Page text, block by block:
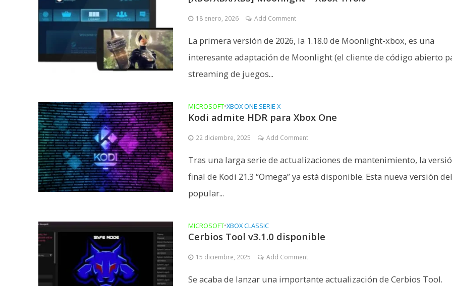
18 enero, 2026 Add Comment
La primera versión de 2026, la 1.18.0 de Moonlight-xbox, es una
interesante adaptación de Moonlight (el cliente de código abierto
streaming de juegos...
MICROSOFT•XBOX ONE SERIE X
Kodi admite HDR para Xbox One
22 diciembre, 2025 Add Comment
Tras una larga serie de actualizaciones de mantenimiento, la
final de Kodi 21.3 “Omega” ya está disponible. Esta nueva versión del
popular...
MICROSOFT•XBOX CLASSIC
Cerbios Tool v3.1.0 disponible
15 diciembre, 2025 Add Comment
Se acaba de lanzar una importante actualización de Cerbios Tool.